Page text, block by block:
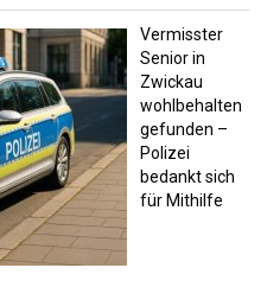
Vermisster
Senior in
Zwickau
wohlbehalten
gefunden –
Polizei
bedankt sich
für Mithilfe